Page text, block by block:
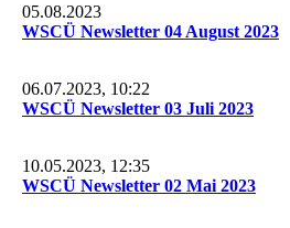
05.08.2023
WSCÜ Newsletter 04 August 2023
06.07.2023, 10:22
WSCÜ Newsletter 03 Juli 2023
10.05.2023, 12:35
WSCÜ Newsletter 02 Mai 2023